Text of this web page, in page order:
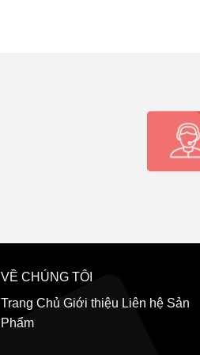
VỀ CHÚNG TÔI
Trang Chủ Giới thiệu Liên hệ Sản
Phẩm